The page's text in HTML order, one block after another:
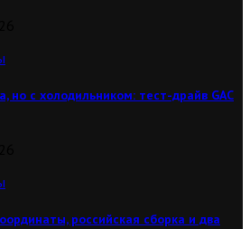
но с холодильником: тест-драйв GAC
российская сборка и два